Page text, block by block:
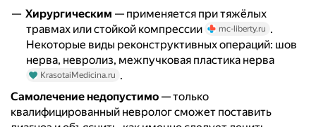
Хирургическим — применяется при тяжёлых
травмах или стойкой компрессии
mc-liberty.ru .
Некоторые виды реконструктивных операций: шов
нерва, невролиз, межпучковая пластика нерва
KrasotaiMedicina.ru .
Самолечение недопустимо — только
квалифицированный невролог сможет поставить